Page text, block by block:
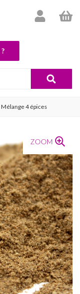
Mélange 4 épices
ZOOM